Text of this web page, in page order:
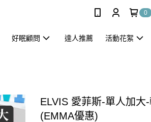
0
好眠顧問 達人推薦 活動花絮
ELVIS 愛菲斯-單人加大
(EMMA優惠)